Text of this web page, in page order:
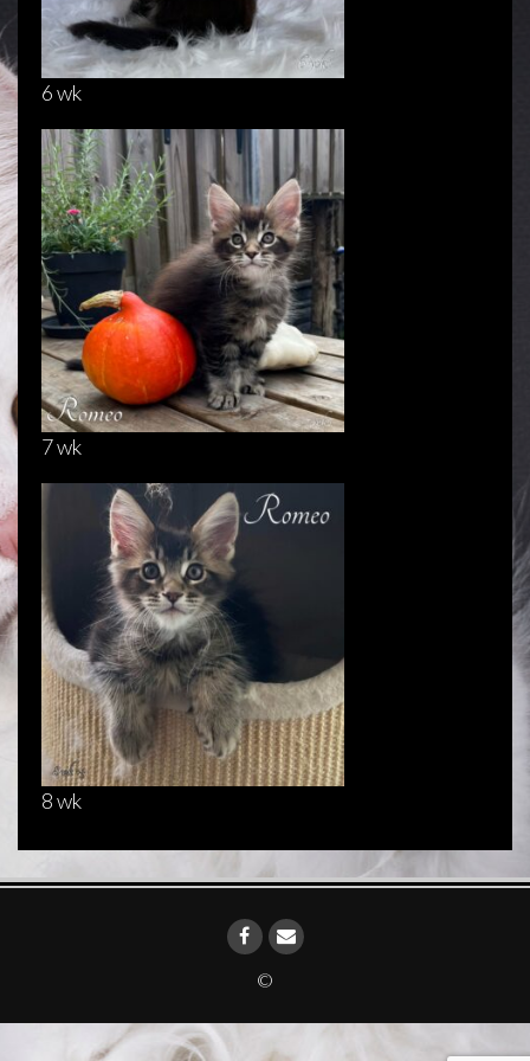
6 wk
7 wk
8 wk
©